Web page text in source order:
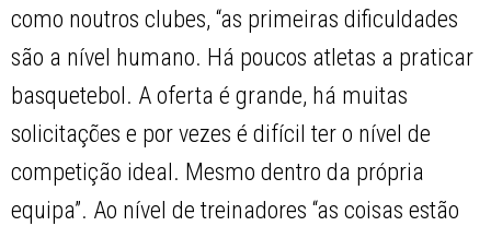
como noutros clubes, “as primeiras dificuldades
são a nível humano. Há poucos atletas a praticar
basquetebol. A oferta é grande, há muitas
solicitações e por vezes é difícil ter o nível de
competição ideal. Mesmo dentro da própria
equipa”. Ao nível de treinadores “as coisas estão